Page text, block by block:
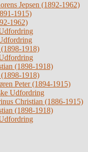
Jepsen (1892-1962)
1915)
1962)
1918)
(1898-1918)
1918)
Peter (1894-1915)
Udfordring
Christian (1886-1915)
(1898-1918)